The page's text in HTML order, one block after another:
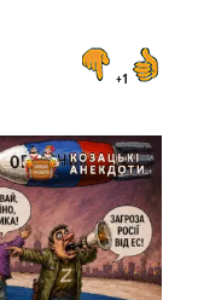
+1